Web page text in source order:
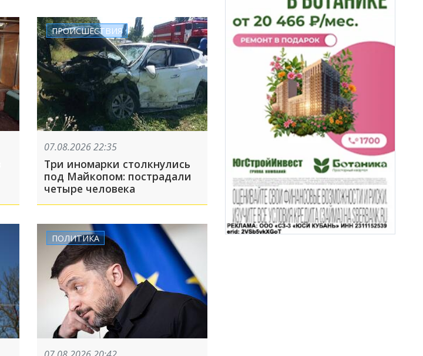
ПРОИСШЕСТВИЯ
07.08.2026 22:35
Три иномарки столкнулись
под Майкопом: пострадали
четыре человека
ПОЛИТИКА